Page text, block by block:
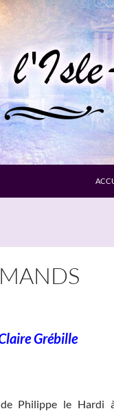
Grébille
Philippe le Hardi